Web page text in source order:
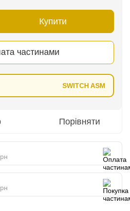
Купити
частинами
SWITCH ASM
Порівняти